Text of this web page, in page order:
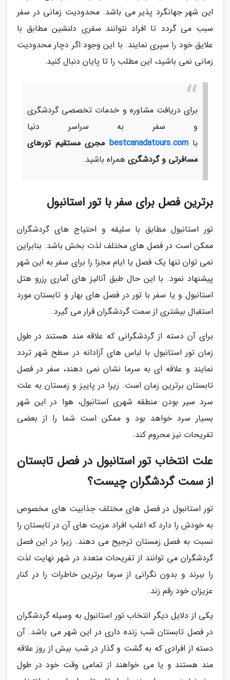
این شهر جهانگرد پذیر می باشد. محدودیت زمانی در سفر
سبب می گردد تا افراد نتوانند سفری دلنشین مطابق با
علایق خود را سپری نمایند. با این وجود اگر دچار محدودیت
زمانی نمی باشید، این مطلب را تا پایان دنبال کنید.
برای دریافت مشاوره و خدمات تخصصی گردشگری
و سفر به سراسر دنیا
باbestcanadatours.com مجری مستقیم تورهای
مسافرتی و گردشگری همراه باشید.
برترین فصل برای سفر با تور استانبول
تور استانبول مطابق با سلیقه و احتیاج های گردشگران
ممکن است در فصل های مختلف لذت بخش باشد. بنابراین
نمی توان تنها یک فصل یا ایام مجزا را برای سفر به این شهر
پیشنهاد نمود. با این حال طبق آنالیز های آماری رزرو هتل
استانبول و یا سفر با تور در فصل های بهار و تابستان مورد
استقبال بیشتری از سمت گردشگران قرار می گیرد.
برای آن دسته از گردشگرانی که علاقه مند هستند در طول
زمان تور استانبول با لباس های آزادانه در سطح شهر تردد
نمایند و علاقه ای به سرما نشان نمی دهند، سفر در فصل
تابستان برترین زمان است. زیرا در پاییز و زمستان به علت
سرد سیر بودن منطقه شهری استانبول، هوا در این شهر
بسیار سرد خواهد بود و ممکن است شما را از بعضی
تفریحات نیز محروم کند.
علت انتخاب تور استانبول در فصل تابستان
از سمت گردشگران چیست؟
تور استانبول در فصل های مختلف جذابیت های مخصوص
به خودش را دارد که اغلب افراد مزیت های آن در تابستان را
نسبت به فصل زمستان ترجیح می دهند. زیرا در این فصل
گردشگران می توانند از تفریحات متعدد در شهر نهایت لذت
را ببرند و بدون نگرانی از سرما برترین خاطرات را در کنار
عزیزان خود رقم زند.
یکی از دلایل دیگر انتخاب تور استانبول به وسیله گردشگران
در فصل تابستان شب زنده داری در این شهر می باشد. آن
دسته از افرادی که به گشت و گذار در شب بیش از روز علاقه
مند هستند و یا می خواهند از تمامی وقت خود در طول